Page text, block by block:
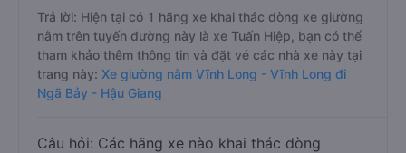
Trả lời: Hiện tại có 1 hãng xe khai thác dòng xe giường
nằm trên tuyến đường này là xe Tuấn Hiệp, bạn có thể
tham khảo thêm thông tin và đặt vé các nhà xe này tại
trang này: Xe giường nằm Vĩnh Long - Vĩnh Long đi
Ngã Bảy - Hậu Giang
Câu hỏi: Các hãng xe nào khai thác dòng